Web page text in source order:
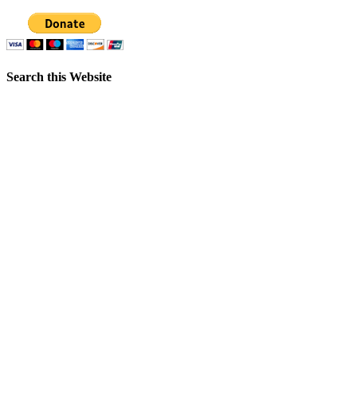
Search this Website